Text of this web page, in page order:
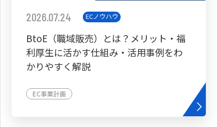
2026.07.24 ECノウハウ
BtoE（職域販売）とは？メリット・福
利厚生に活かす仕組み・活用事例をわ
かりやすく解説
EC事業計画